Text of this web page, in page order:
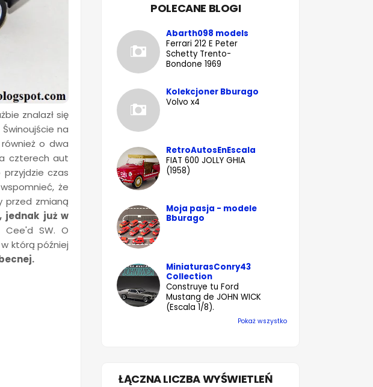
znalazł się
na
o dwa
czterech aut
czas
że
przed zmianą
jednak już w
Cee'd SW. O
którą później
POLECANE BLOGI
Abarth098 models
Ferrari 212 E Peter
Schetty Trento-
Bondone 1969
Kolekcjoner Bburago
Volvo x4
RetroAutosEnEscala
FIAT 600 JOLLY GHIA
(1958)
Moja pasja - modele
Bburago
MiniaturasConry43
Collection
Construye tu Ford
Mustang de JOHN WICK
(Escala 1/8).
Pokaż wszystko
ŁĄCZNA LICZBA WYŚWIETLEŃ